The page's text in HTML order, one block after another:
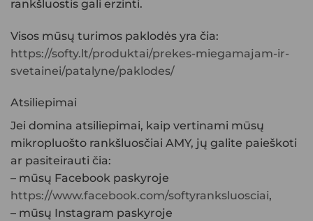
rankšluostis gali erzinti.
Visos mūsų turimos paklodės yra čia:
https://softy.lt/produktai/prekes-miegamajam-ir-
svetainei/patalyne/paklodes/
Atsiliepimai
Jei domina atsiliepimai, kaip vertinami mūsų
mikropluošto rankšluosčiai AMY, jų galite paieškoti
ar pasiteirauti čia:
– mūsų Facebook paskyroje
https://www.facebook.com/softyranksluosciai,
– mūsų Instagram paskyroje